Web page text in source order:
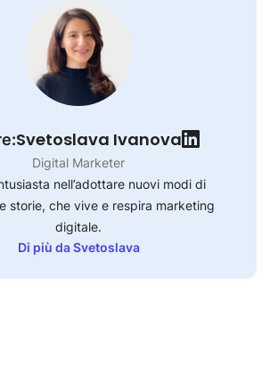
Svetoslava Ivanova
Digital Marketer
nell’adottare nuovi modi di
storie, che vive e respira marketing
digitale.
Di più da Svetoslava